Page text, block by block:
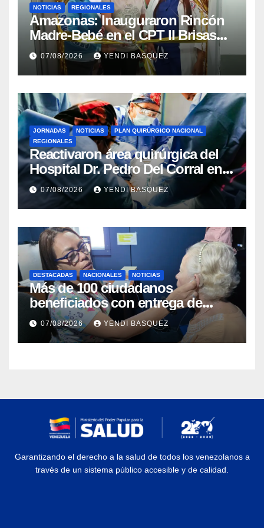
NOTICIAS REGIONALES
​Amazonas: Inauguraron Rincón
Madre-Bebé en el CPT II Brisas
del Aeropuerto ​Inauguraron
Rincón
07/08/2026 YENDI BASQUEZ
JORNADAS NOTICIAS
PLAN QUIRÚRGICO NACIONAL
REGIONALES
Reactivaron área quirúrgica del
Hospital Dr. Pedro Del Corral en
Guárico
07/08/2026 YENDI BASQUEZ
DESTACADAS NACIONALES NOTICIAS
Más de 100 ciudadanos
beneficiados con entrega de
prótesis auditivas en el Centro de
Rehabilitación J.J. Arvelo
07/08/2026 YENDI BASQUEZ
Garantizando el derecho a la salud de todos los venezolanos a
través de un sistema público accesible y de calidad.